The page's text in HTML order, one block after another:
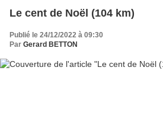
Le cent de Noël (104 km)
Publié le 24/12/2022 à 09:30
Par Gerard BETTON